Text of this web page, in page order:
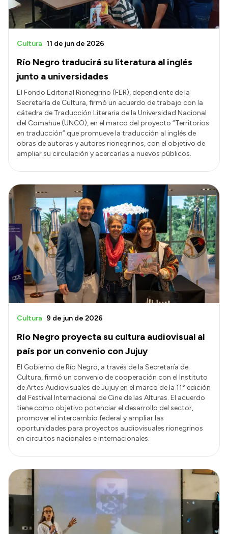
Río Negro traducirá su literatura al inglés
junto a universidades
Cultura 11 de jun de 2026
El Fondo Editorial Rionegrino (FER), dependiente de la
Secretaría de Cultura, firmó un acuerdo de trabajo con la
cátedra de Traducción Literaria de la Universidad Nacional
del Comahue (UNCO), en el marco del proyecto “Territorios
en traducción” que promueve la traducción al inglés de
obras de autoras y autores rionegrinos, con el objetivo de
ampliar su circulación y acercarlas a nuevos públicos.
Río Negro proyecta su cultura audiovisual al
país por un convenio con Jujuy
Cultura 9 de jun de 2026
El Gobierno de Río Negro, a través de la Secretaría de
Cultura, firmó un convenio de cooperación con el Instituto
de Artes Audiovisuales de Jujuy en el marco de la 11° edición
del Festival Internacional de Cine de las Alturas. El acuerdo
tiene como objetivo potenciar el desarrollo del sector,
promover el intercambio federal y ampliar las
oportunidades para proyectos audiovisuales rionegrinos
en circuitos nacionales e internacionales.